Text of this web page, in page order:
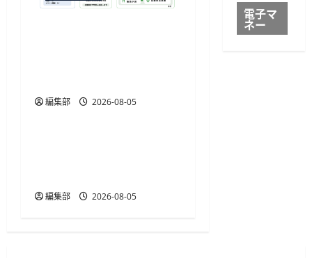
編集部 2026-08-05
リテール・EC
編集部 2026-08-05
電子マ
ネー